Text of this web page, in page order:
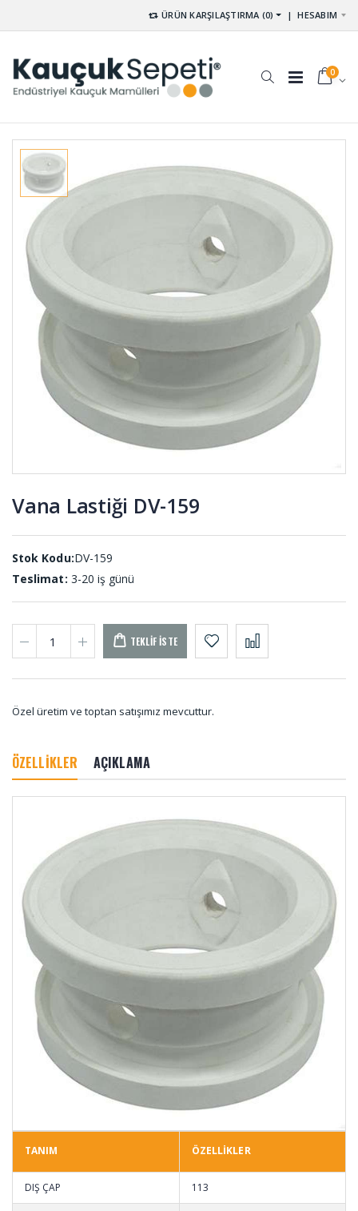
ÜRÜN KARŞILAŞTIRMA (0) |HESABIM
0
Vana Lastiği DV-159
Stok Kodu:DV-159
Teslimat: 3-20 iş günü
TEKLIF İSTE
Özel üretim ve toptan satışımız mevcuttur.
ÖZELLİKLER AÇIKLAMA
TANIM ÖZELLİKLER
DIŞ ÇAP 113
Lastikleri
Kompansatör
Lastiği
KOM-001
Reglaj
Kaplin
Uçak Teker
Takozları
UT-001
Tekne
Takozları
TEK-001